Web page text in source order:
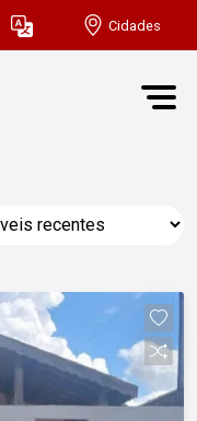
Cidades